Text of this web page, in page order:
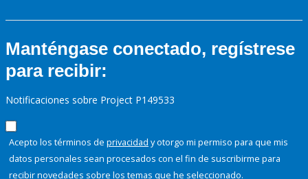
Manténgase conectado, regístrese
para recibir:
Notificaciones sobre Project P149533
Acepto los términos de privacidad y otorgo mi permiso para que mis
datos personales sean procesados con el fin de suscribirme para
recibir novedades sobre los temas que he seleccionado.